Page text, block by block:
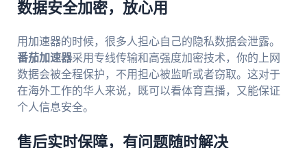
数据安全加密，放心用
用加速器的时候，很多人担心自己的隐私数据会泄露。
番茄加速器采用专线传输和高强度加密技术，你的上网
数据会被全程保护，不用担心被监听或者窃取。这对于
在海外工作的华人来说，既可以看体育直播，又能保证
个人信息安全。
售后实时保障，有问题随时解决